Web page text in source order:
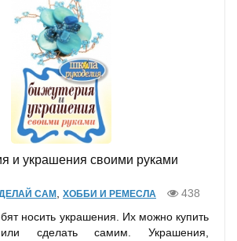
и украшения своими руками
САМ ХОББИ И РЕМЕСЛА
438
носить украшения. Их можно купить
сделать самим. Украшения,